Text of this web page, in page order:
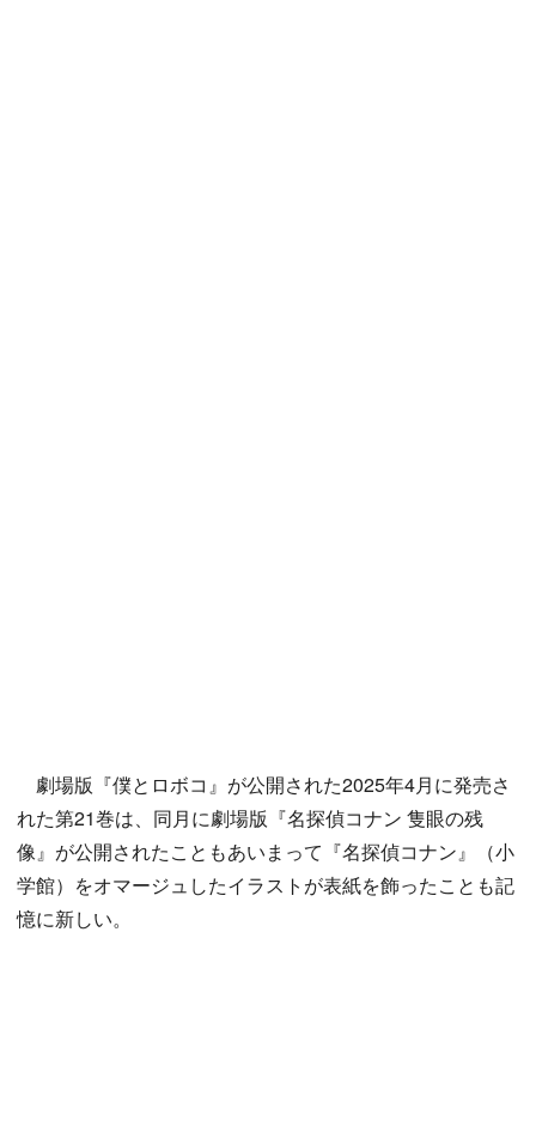
劇場版『僕とロボコ』が公開された2025年4月に発売さ
れた第21巻は、同月に劇場版『名探偵コナン 隻眼の残
像』が公開されたこともあいまって『名探偵コナン』（小
学館）をオマージュしたイラストが表紙を飾ったことも記
憶に新しい。